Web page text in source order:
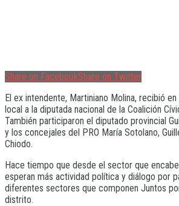
Share on FacebookShare on Twitter
El ex intendente, Martiniano Molina, recibió
local a la diputada nacional de la Coalición
También participaron el diputado provincial
y los concejales del PRO María Sotolano,
Chiodo.
Hace tiempo que desde el sector que
esperan más actividad política y diálogo por
diferentes sectores que componen Juntos
distrito.